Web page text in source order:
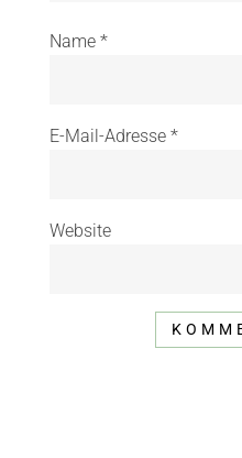
Name *
E-Mail-Adresse *
Website